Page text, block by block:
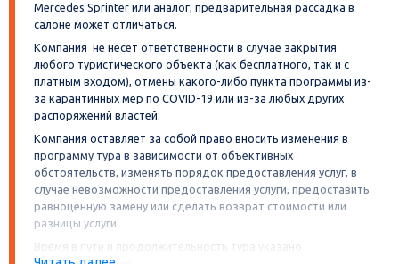
Mercedes Sprinter или аналог, предварительная рассадка в
салоне может отличаться.
Компания не несет ответственности в случае закрытия
любого туристического объекта (как бесплатного, так и с
платным входом), отмены какого-либо пункта программы из-
за карантинных мер по COVID-19 или из-за любых других
распоряжений властей.
Компания оставляет за собой право вносить изменения в
программу тура в зависимости от объективных
обстоятельств, изменять порядок предоставления услуг, в
случае невозможности предоставления услуги, предоставить
равноценную замену или сделать возврат стоимости или
разницы услуги.
Время в пути и продолжительность тура указано